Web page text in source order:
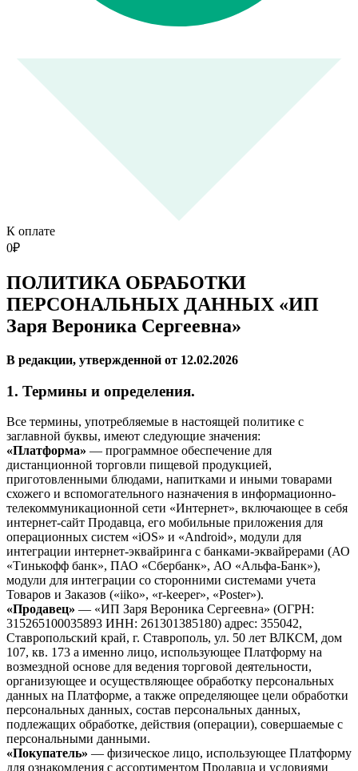
К оплате
0₽
ПОЛИТИКА ОБРАБОТКИ
ПЕРСОНАЛЬНЫХ ДАННЫХ «ИП
Заря Вероника Сергеевна»
В редакции, утвержденной от 12.02.2026
1. Термины и определения.
Все термины, употребляемые в настоящей политике с
заглавной буквы, имеют следующие значения:
«Платформа» — программное обеспечение для
дистанционной торговли пищевой продукцией,
приготовленными блюдами, напитками и иными товарами
схожего и вспомогательного назначения в информационно-
телекоммуникационной сети «Интернет», включающее в себя
интернет-сайт Продавца, его мобильные приложения для
операционных систем «iOS» и «Android», модули для
интеграции интернет-эквайринга с банками-эквайрерами (АО
«Тинькофф банк», ПАО «Сбербанк», АО «Альфа-Банк»),
модули для интеграции со сторонними системами учета
Товаров и Заказов («iiko», «r-keeper», «Poster»).
«Продавец» — «ИП Заря Вероника Сергеевна» (ОГРН:
315265100035893 ИНН: 261301385180) адрес: 355042,
Ставропольский край, г. Ставрополь, ул. 50 лет ВЛКСМ, дом
107, кв. 173 а именно лицо, использующее Платформу на
возмездной основе для ведения торговой деятельности,
организующее и осуществляющее обработку персональных
данных на Платформе, а также определяющее цели обработки
персональных данных, состав персональных данных,
подлежащих обработке, действия (операции), совершаемые с
персональными данными.
«Покупатель» — физическое лицо, использующее Платформу
для ознакомления с ассортиментом Продавца и условиями